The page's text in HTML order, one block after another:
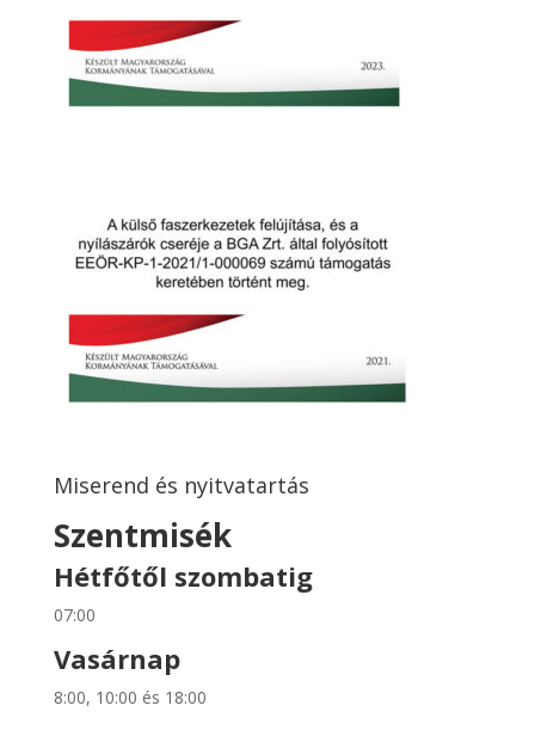
Miserend és nyitvatartás
Szentmisék
Hétfőtől szombatig
07:00
Vasárnap
8:00, 10:00 és 18:00